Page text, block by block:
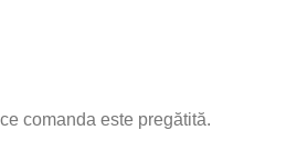
comanda este pregătită.